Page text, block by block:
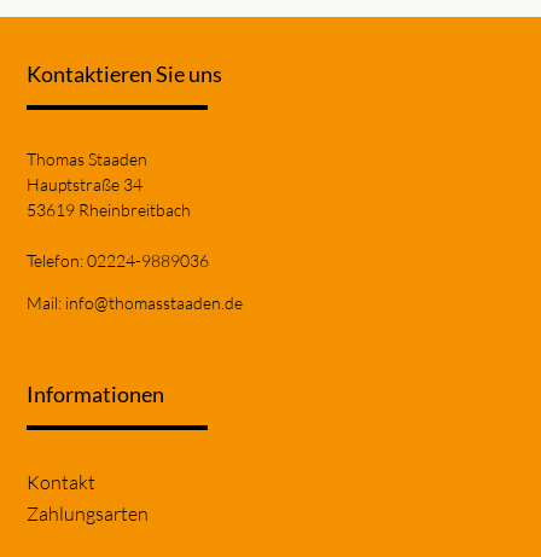
Kontaktieren Sie uns
Thomas Staaden
Hauptstraße 34
53619 Rheinbreitbach
Telefon: 02224-9889036
Mail: info@thomasstaaden.de
Informationen
Navigation
überspringen
Kontakt
Zahlungsarten